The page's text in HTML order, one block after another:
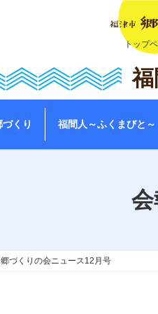
トップ
福
くり 福間人～ふくまびと～
会
づくりの会ニュース12月号